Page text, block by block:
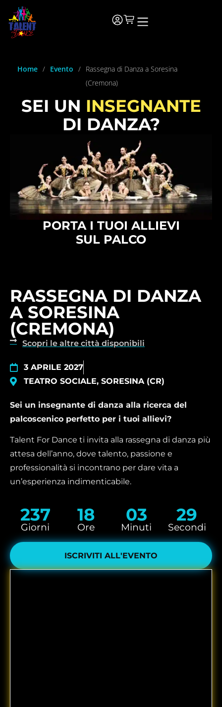
Home / Evento / Rassegna di Danza a Soresina
(Cremona)
SEI UN INSEGNANTE
DI DANZA?
PORTA I TUOI ALLIEVI
SUL PALCO
RASSEGNA DI DANZA
A SORESINA
(CREMONA)
Scopri le altre città disponibili
3 APRILE 2027
TEATRO SOCIALE, SORESINA (CR)
Sei un insegnante di danza alla ricerca del
palcoscenico perfetto per i tuoi allievi?
Talent For Dance ti invita alla rassegna di danza più
attesa dell’anno, dove talento, passione e
professionalità si incontrano per dare vita a
un’esperienza indimenticabile.
237
Giorni
18
Ore
03
Minuti
28
Secondi
ISCRIVITI ALL'EVENTO